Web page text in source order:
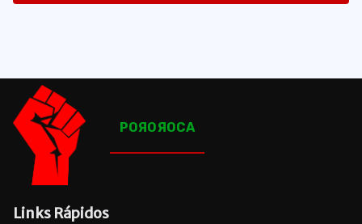
POЯOЯOCA
Links Rápidos